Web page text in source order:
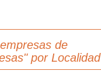
de
por Localidad